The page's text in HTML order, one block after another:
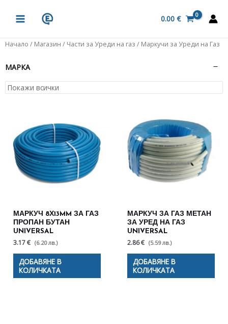
MENU
0.00 €
Начало / Магазин / Части за Уреди на газ / Маркучи за Уреди на Газ
МАРКА
МАРКУЧ 8Х13MM ЗА ГАЗ
ПРОПАН БУТАН
UNIVERSAL
3.17 € (6.20 лв.)
ДОБАВЯНЕ В
КОЛИЧКАТА
МАРКУЧ ЗА ГАЗ МЕТАН
ЗА УРЕД НА ГАЗ
UNIVERSAL
2.86 € (5.59 лв.)
ДОБАВЯНЕ В
КОЛИЧКАТА